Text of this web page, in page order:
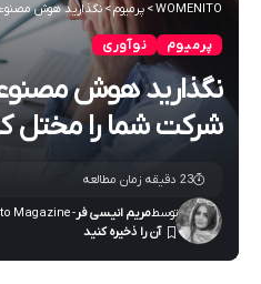
WOMENITO
> پرمیوم>نگذارید هوش
پرمیوم نوآوری
نگذارید هوش
شرکت شما را مختل
توسطمریم انیسی فر- Event Manager | Womenito Magazine
23 دقیقه زمان مطالعه